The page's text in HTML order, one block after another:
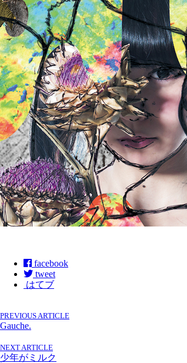
facebook
tweet
はてブ
PREVIOUS ARTICLE
Gauche.
NEXT ARTICLE
少年がミルク